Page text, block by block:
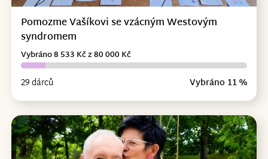
Pomozme Vašíkovi se vzácným Westovým
syndromem
29 dárců Vybráno 11 %
Vybráno 8 533 Kč z 80 000 Kč